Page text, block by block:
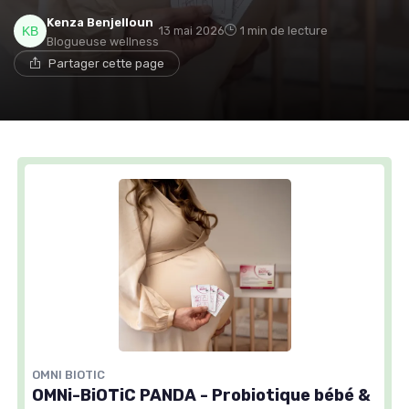
Kenza Benjelloun
Blogueuse wellness
13 mai 2026 1 min de lecture
Partager cette page
OMNI BIOTIC
OMNi-BiOTiC PANDA - Probiotique bébé &